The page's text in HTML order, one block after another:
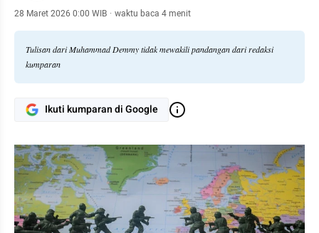
mendalam pada Perbankan Investasi, Riset Ekuitas,
28 Maret 2026 0:00 WIB · waktu baca 4 menit
Tulisan dari Muhammad Demmy tidak mewakili pandangan dari redaksi
kumparan
Ikuti kumparan di Google